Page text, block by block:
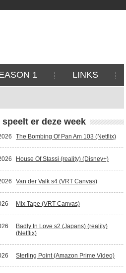
1 LINKS
speelt er deze week
The Bombing Of Pan Am 103 (Netflix)
House Of Stassi (reality) (Disney+)
Van der Valk s4 (VRT Canvas)
Mix Tape (VRT Canvas)
Badly In Love s2 (Japans) (reality)
(Netflix)
Sterling Point (Amazon Prime Video)